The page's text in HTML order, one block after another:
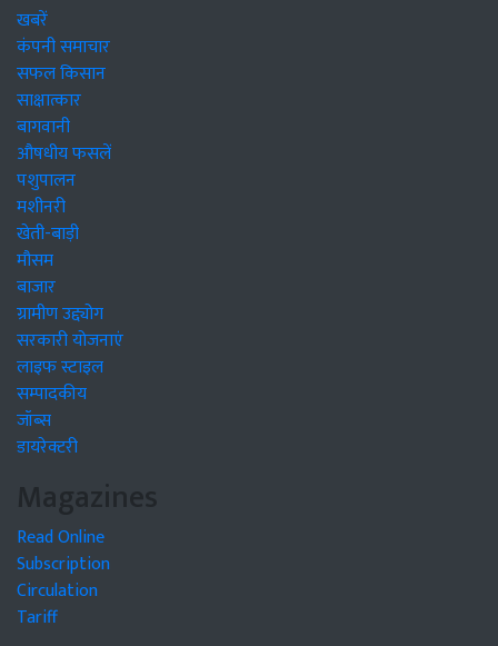
खबरें
कंपनी समाचार
सफल किसान
साक्षात्कार
बागवानी
औषधीय फसलें
पशुपालन
मशीनरी
खेती-बाड़ी
मौसम
बाजार
ग्रामीण उद्द्योग
सरकारी योजनाएं
लाइफ स्टाइल
सम्पादकीय
जॉब्स
डायरेक्टरी
Magazines
Read Online
Subscription
Circulation
Tariff